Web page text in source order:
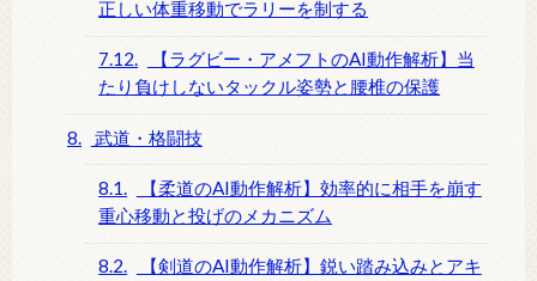
正しい体重移動でラリーを制する
7.12.
【ラグビー・アメフトのAI動作解析】当
たり負けしないタックル姿勢と腰椎の保護
8. 武道・格闘技
8.1.
【柔道のAI動作解析】効率的に相手を崩す
重心移動と投げのメカニズム
8.2.
【剣道のAI動作解析】鋭い踏み込みとアキ